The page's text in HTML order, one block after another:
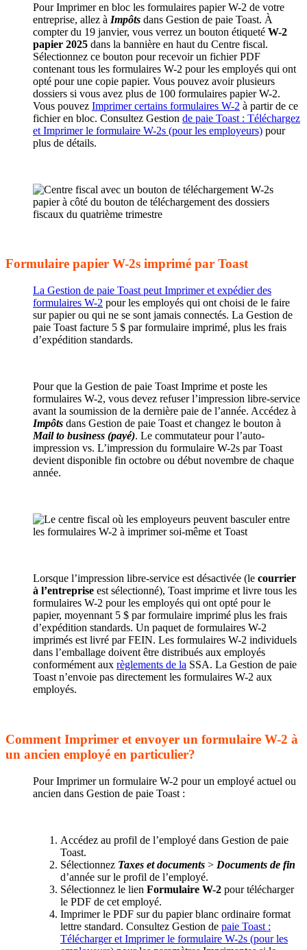
Pour Imprimer en bloc les formulaires papier W-2 de votre
entreprise, allez à Impôts dans Gestion de paie Toast. À
compter du 19 janvier, vous verrez un bouton étiqueté W-2
papier 2025 dans la bannière en haut du Centre fiscal.
Sélectionnez ce bouton pour recevoir un fichier PDF
contenant tous les formulaires W-2 pour les employés qui ont
opté pour une copie papier. Vous pouvez avoir plusieurs
dossiers si vous avez plus de 100 formulaires papier W-2.
Vous pouvez Imprimer certains formulaires W-2 à partir de ce
fichier en bloc. Consultez Gestion de paie Toast : Téléchargez
et Imprimer le formulaire W-2s (pour les employeurs) pour
plus de détails.
Formulaire papier W-2s imprimé par Toast
La Gestion de paie Toast peut Imprimer et expédier des
formulaires W-2 pour les employés qui ont choisi de le faire
sur papier ou qui ne se sont jamais connectés. La Gestion de
paie Toast facture 5 $ par formulaire imprimé, plus les frais
d’expédition standards.
Pour que la Gestion de paie Toast Imprime et poste les
formulaires W-2, vous devez refuser l’impression libre-service
avant la soumission de la dernière paie de l’année. Accédez à
Impôts dans Gestion de paie Toast et changez le bouton à
Mail to business (payé). Le commutateur pour l’auto-
impression vs. L’impression du formulaire W-2s par Toast
devient disponible fin octobre ou début novembre de chaque
année.
Lorsque l’impression libre-service est désactivée (le courrier
à l’entreprise est sélectionné), Toast imprime et livre tous les
formulaires W-2 pour les employés qui ont opté pour le
papier, moyennant 5 $ par formulaire imprimé plus les frais
d’expédition standards. Un paquet de formulaires W-2
imprimés est livré par FEIN. Les formulaires W-2 individuels
dans l’emballage doivent être distribués aux employés
conformément aux règlements de la SSA. La Gestion de paie
Toast n’envoie pas directement les formulaires W-2 aux
employés.
Comment Imprimer et envoyer un formulaire W-2 à
un ancien employé en particulier?
Pour Imprimer un formulaire W-2 pour un employé actuel ou
ancien dans Gestion de paie Toast :
Accédez au profil de l’employé dans Gestion de paie
Toast.
Sélectionnez Taxes et documents > Documents de fin
d’année sur le profil de l’employé.
Sélectionnez le lien Formulaire W-2 pour télécharger
le PDF de cet employé.
Imprimer le PDF sur du papier blanc ordinaire format
lettre standard. Consultez Gestion de paie Toast :
Télécharger et Imprimer le formulaire W-2s (pour les